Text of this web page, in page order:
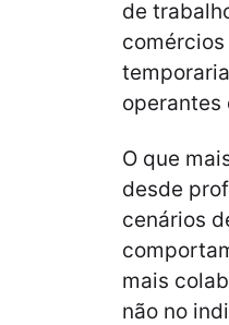
de
operantes
O que
desde
cenários
mais
não no